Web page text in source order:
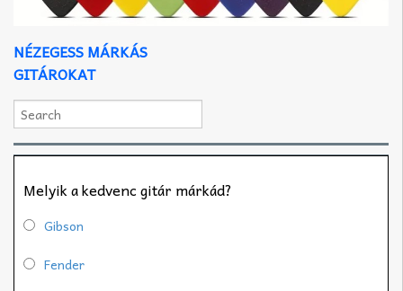
NÉZEGESS MÁRKÁS
GITÁROKAT
Melyik a kedvenc gitár márkád?
Gibson
Fender